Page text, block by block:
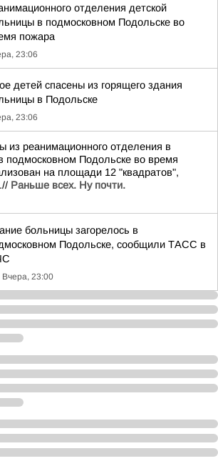
отделения детской
в подмосковном Подольске во
пожара
23:06
детей спасены из горящего здания
в Подольске
23:06
из реанимационного отделения в
подмосковном Подольске во время
на площади 12 "квадратов",
Раньше всех. Ну почти.
больницы загорелось в
Подольске, сообщили ТАСС в
Вчера, 23:00